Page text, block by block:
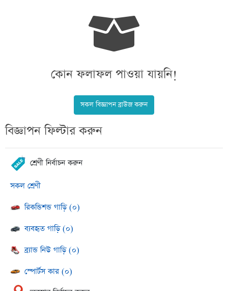
বিজ্ঞাপন ফিল্টার করুন
শ্রেণী নির্বাচন করুন
সকল শ্রেণী
রিকন্ডিশন্ড গাড়ি (০)
ব্যবহৃত গাড়ি (০)
ব্র্যান্ড নিউ গাড়ি (০)
স্পোর্টস কার (০)
কোন ফলাফল পাওয়া যায়নি!
সকল বিজ্ঞাপন ব্রাউজ করুন